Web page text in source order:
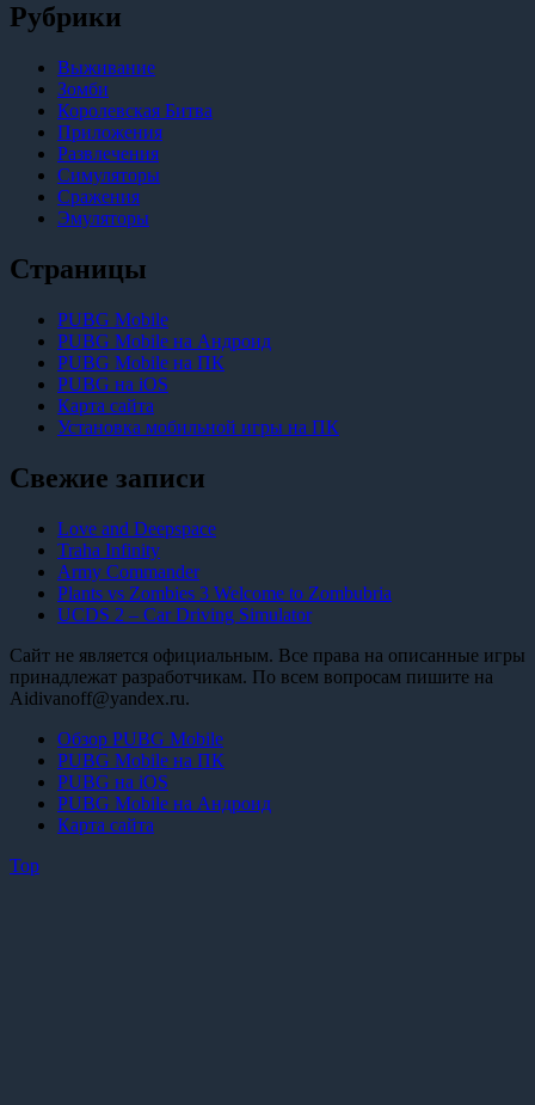
Рубрики
Выживание
Зомби
Королевская Битва
Приложения
Развлечения
Симуляторы
Сражения
Эмуляторы
Страницы
PUBG Mobile
PUBG Mobile на Андроид
PUBG Mobile на ПК
PUBG на iOS
Карта сайта
Установка мобильной игры на ПК
Свежие записи
Love and Deepspace
Traha Infinity
Army Commander
Plants vs Zombies 3 Welcome to Zombubria
UCDS 2 – Car Driving Simulator
Сайт не является официальным. Все права на описанные игры
принадлежат разработчикам. По всем вопросам пишите на
Aidivanoff@yandex.ru.
Обзор PUBG Mobile
PUBG Mobile на ПК
PUBG на iOS
PUBG Mobile на Андроид
Карта сайта
Top